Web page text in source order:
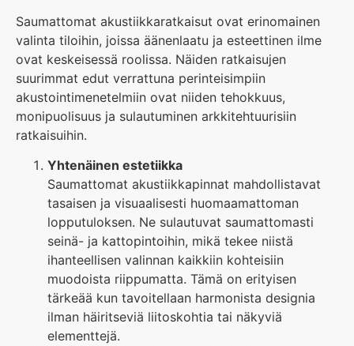
Saumattomat akustiikkaratkaisut ovat erinomainen
valinta tiloihin, joissa äänenlaatu ja esteettinen ilme
ovat keskeisessä roolissa. Näiden ratkaisujen
suurimmat edut verrattuna perinteisimpiin
akustointimenetelmiin ovat niiden tehokkuus,
monipuolisuus ja sulautuminen arkkitehtuurisiin
ratkaisuihin.
Yhtenäinen estetiikka
Saumattomat akustiikkapinnat mahdollistavat
tasaisen ja visuaalisesti huomaamattoman
lopputuloksen. Ne sulautuvat saumattomasti
seinä- ja kattopintoihin, mikä tekee niistä
ihanteellisen valinnan kaikkiin kohteisiin
muodoista riippumatta. Tämä on erityisen
tärkeää kun tavoitellaan harmonista designia
ilman häiritseviä liitoskohtia tai näkyviä
elementtejä.